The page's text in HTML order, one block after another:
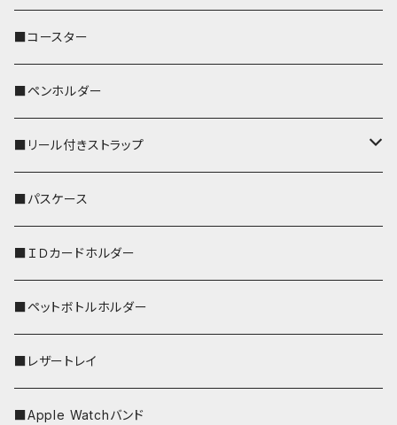
鹿
ペンギン
■コースター
■ペンホルダー
■リール付きストラップ
リールのみ
ストラップ付
■パスケース
■ＩＤカードホルダー
■ペットボトルホルダー
■レザートレイ
■Apple Watchバンド